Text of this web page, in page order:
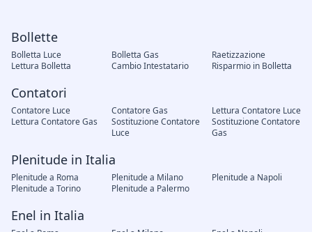
Bollette
Bolletta Luce Bolletta Gas
Raetizzazione
Lettura Bolletta
Cambio Intestatario Risparmio in Bolletta
Contatori
Contatore Luce Contatore Gas
Lettura Contatore Luce
Lettura Contatore Gas
Sostituzione Contatore
Luce
Sostituzione Contatore
Gas
Plenitude in Italia
Plenitude a Roma Plenitude a Milano
Plenitude a Napoli
Plenitude a Torino
Plenitude a Palermo
Enel in Italia
Enel a Roma Enel a Milano
Enel a Napoli